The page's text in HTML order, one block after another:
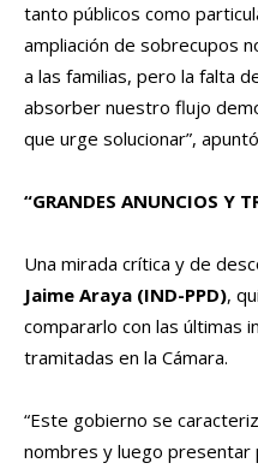
tanto públicos como
ampliación de sobrecupos
a las familias, pero la falta
absorber nuestro flujo
que urge solucionar”,
“GRANDES ANUNCIOS Y
Una mirada crítica y de
Jaime Araya (IND-PPD),
compararlo con las últimas
tramitadas en la Cámara.
“Este gobierno se
nombres y luego presentar